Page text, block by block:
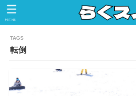
MENU
転倒